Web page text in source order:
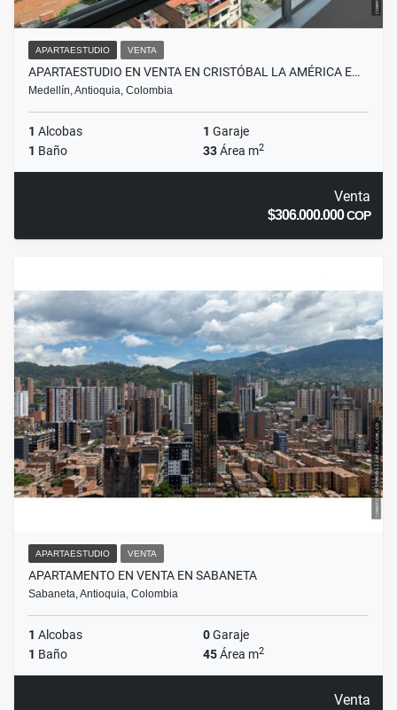
APARTAESTUDIO VENTA
APARTAESTUDIO EN VENTA EN CRISTÓBAL LA AMÉRICA E…
Medellín, Antioquia, Colombia
1 Alcobas 1 Garaje
1 Baño 33Área m2
Venta
$306.000.000COP
APARTAESTUDIO VENTA
APARTAMENTO EN VENTA EN SABANETA
Sabaneta, Antioquia, Colombia
1 Alcobas 0Garaje
1 Baño 45Área m2
Venta